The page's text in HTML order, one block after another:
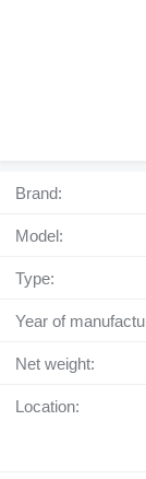
Brand:
Model:
Type:
Year of
Net weight:
Location: